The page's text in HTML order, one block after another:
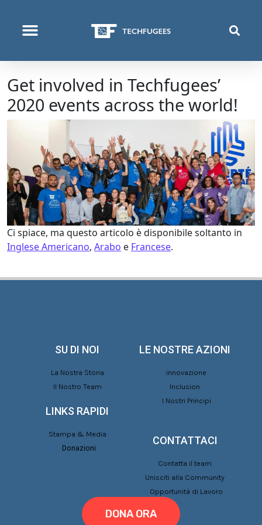
Get involved in Techfugees’
2020 events across the world!
Ci spiace, ma questo articolo è disponibile soltanto in
Inglese Americano, Arabo e Francese.
SU DI NOI
La Nostra Storia
Il Nostro Team
LE NOSTRE AZIONI
innovazione
Inclusion
I Nostri Principi
LINKS RAPIDI
Stampa & Media
Donazioni
CONTATTACI
Contatta il team
Unisciti alla Community
Opportunità di Lavoro
DONA ORA